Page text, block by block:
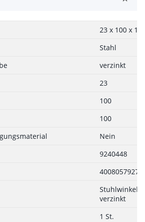
23 x 100 x
Stahl
verzinkt
23
100
100
Nein
9240448
Stuhlwinkel,
verzinkt
1 St.